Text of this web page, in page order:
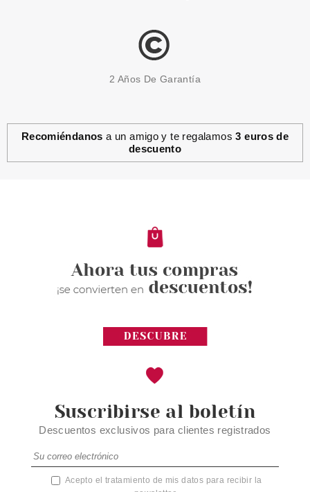
2 Años De Garantía
Recomiéndanos a un amigo y te regalamos3 euros de
descuento
Suscribirse al boletín
Descuentos exclusivos para clientes registrados
Acepto el tratamiento de mis datos para recibir la